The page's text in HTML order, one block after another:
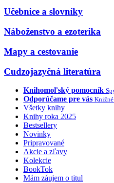
Učebnice a slovníky
Náboženstvo a ezoterika
Mapy a cestovanie
Cudzojazyčná literatúra
Knihomoľský pomocník
Odporúčame pre vás
Všetky knihy
Knihy roka 2025
Bestsellery
Novinky
Pripravované
Akcie a zľavy
Kolekcie
BookTok
Mám záujem o titul